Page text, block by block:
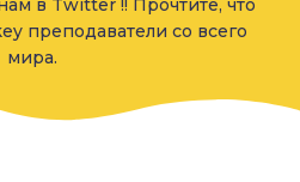
преподаватели со всего
мира.